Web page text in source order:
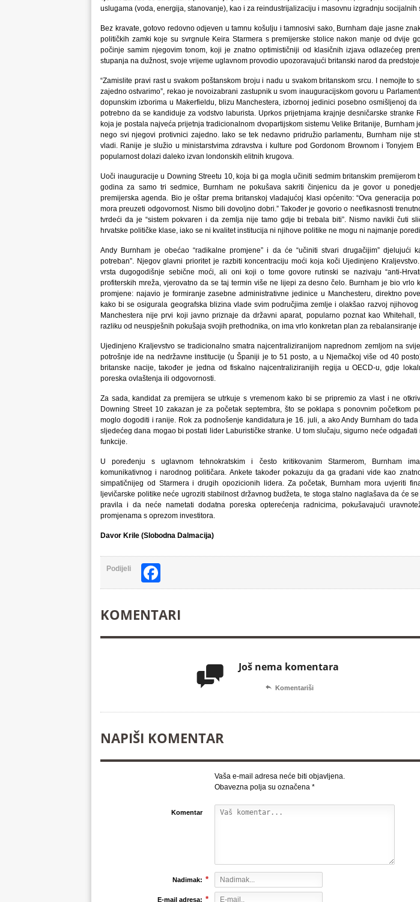
uslugama (voda, energija, stanovanje), kao i za reindustrijalizaciju i masovnu izgradnju socijalnih
Bez kravate, gotovo redovno odjeven u tamnu košulju i tamnosivi sako, Burnham daje jasne
političkih zamki koje su svrgnule Keira Starmera s premijerske stolice nakon manje od dvije
počinje samim njegovim tonom, koji je znatno optimističniji od klasičnih izjava odlazećeg
stupanja na dužnost, svoje vrijeme uglavnom provodio upozoravajući britanski narod da
“Zamislite pravi rast u svakom poštanskom broju i nadu u svakom britanskom srcu. I nemojte to
zajedno ostvarimo”, rekao je novoizabrani zastupnik u svom inauguracijskom govoru u
dopunskim izborima u Makerfieldu, blizu Manchestera, izbornoj jedinici posebno osmišljenoj da
potrebno da se kandiduje za vodstvo laburista. Uprkos prijetnjama krajnje desničarske stranke
koja je postala najveća prijetnja tradicionalnom dvopartijskom sistemu Velike Britanije, Burnham
nego svi njegovi protivnici zajedno. Iako se tek nedavno pridružio parlamentu, Burnham nije
vladi. Ranije je služio u ministarstvima zdravstva i kulture pod Gordonom Brownom i Tonyjem
popularnost dolazi daleko izvan londonskih elitnih krugova.
Uoči inauguracije u Downing Streetu 10, koja bi ga mogla učiniti sedmim britanskim premijerom
godina za samo tri sedmice, Burnham ne pokušava sakriti činjenicu da je govor u
premijerska agenda. Bio je oštar prema britanskoj vladajućoj klasi općenito: “Ova generacija
mora preuzeti odgovornost. Nismo bili dovoljno dobri.” Također je govorio o neefikasnosti
tvrdeći da je “sistem pokvaren i da zemlja nije tamo gdje bi trebala biti”. Nismo navikli čuti
hrvatske političke klase, iako se ni kvalitet institucija ni njihove politike ne mogu ni najmanje
Andy Burnham je obećao “radikalne promjene” i da će “učiniti stvari drugačijim” djelujući
potreban”. Njegov glavni prioritet je razbiti koncentraciju moći koja koči Ujedinjeno
vrsta dugogodišnje sebične moći, ali oni koji o tome govore rutinski se nazivaju “anti-
profiterskih mreža, vjerovatno da se taj termin više ne lijepi za desno čelo. Burnham je bio vrlo
promjene: najavio je formiranje zasebne administrativne jedinice u Manchesteru, direktno
kako bi se osigurala geografska blizina vlade svim područjima zemlje i olakšao razvoj
Manchestera nije prvi koji javno priznaje da državni aparat, popularno poznat kao Whitehall,
razliku od neuspješnih pokušaja svojih prethodnika, on ima vrlo konkretan plan za rebalansiranje
Ujedinjeno Kraljevstvo se tradicionalno smatra najcentraliziranijom naprednom zemljom na
potrošnje ide na nedržavne institucije (u Španiji je to 51 posto, a u Njemačkoj više od 40
britanske nacije, također je jedna od fiskalno najcentraliziranijih regija u OECD-u, gdje
poreska ovlaštenja ili odgovornosti.
Za sada, kandidat za premijera se utrkuje s vremenom kako bi se pripremio za vlast i ne
Downing Street 10 zakazan je za početak septembra, što se poklapa s ponovnim početkom
moglo dogoditi i ranije. Rok za podnošenje kandidatura je 16. juli, a ako Andy Burnham do
sljedećeg dana mogao bi postati lider Laburističke stranke. U tom slučaju, sigurno neće
funkcije.
U poređenju s uglavnom tehnokratskim i često kritikovanim Starmerom, Burnham
komunikativnog i narodnog političara. Ankete također pokazuju da ga građani vide kao
simpatičnijeg od Starmera i drugih opozicionih lidera. Za početak, Burnham mora uvjeriti
ljevičarske politike neće ugroziti stabilnost državnog budžeta, te stoga stalno naglašava da će
pravila i da neće nametati dodatna poreska opterećenja radnicima, pokušavajući
promjenama s oprezom investitora.
Davor Krile (Slobodna Dalmacija)
Podijeli
KOMENTARI
 Još nema komentara
 Komentariši
NAPIŠI KOMENTAR
Vaša e-mail adresa neće biti objavljena.
Obavezna polja su označena *
Komentar
Nadimak: *
E-mail adresa: *